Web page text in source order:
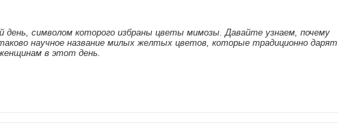
символом которого избраны цветы мимозы. Давайте узнаем, почему
научное название милых желтых цветов, которые традиционно дарят
в этот день.